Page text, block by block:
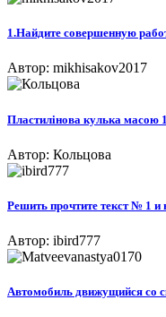
1.Найдите совершенную
Автор: mikhisakov2017
Пластилінова кулька масою
Автор: Кольцова
Решить прочтите текст № 1 и
Автор: ibird777
Автомобиль движущийся со